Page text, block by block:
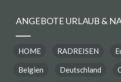
ANGEBOTE URLAUB &
HOME RADREISEN
Belgien Deutschland